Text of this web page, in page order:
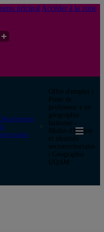
pricipal Accéder à la zone
Offre d'emploi |
Poste de
professeur·e en
géographie
humaine -
Modes d'habiter
et identités
socioterritoriales
| Géographie
UQAM